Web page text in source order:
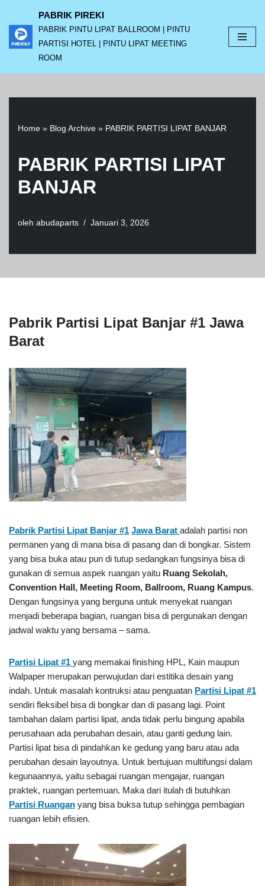
Lompat
ke
PABRIK PIREKI
PABRIK PINTU LIPAT BALLROOM | PINTU
PARTISI HOTEL | PINTU LIPAT MEETING
ROOM
Home » Blog Archive » PABRIK PARTISI LIPAT BANJAR
PABRIK PARTISI LIPAT
BANJAR
oleh abudaparts Januari 3, 2026
Pabrik Partisi Lipat Banjar #1 Jawa
Barat
Pabrik Partisi Lipat Banjar #1 Jawa Barat adalah partisi non
permanen yang di mana bisa di pasang dan di bongkar. Sistem
yang bisa buka atau pun di tutup sedangkan fungsinya bisa di
gunakan di semua aspek ruangan yaitu Ruang Sekolah,
Convention Hall, Meeting Room, Ballroom, Ruang Kampus.
Dengan fungsinya yang berguna untuk menyekat ruangan
menjadi beberapa bagian, ruangan bisa di pergunakan dengan
jadwal waktu yang bersama – sama.
Partisi Lipat #1 yang memakai finishing HPL, Kain maupun
Walpaper merupakan perwujudan dari estitika desain yang
indah. Untuk masalah kontruksi atau penguatan Partisi Lipat #1
sendiri fleksibel bisa di bongkar dan di pasang lagi. Point
tambahan dalam partisi lipat, anda tidak perlu bingung apabila
perusahaan ada perubahan desain, atau ganti gedung lain.
Partisi lipat bisa di pindahkan ke gedung yang baru atau ada
perubahan desain layoutnya. Untuk bertujuan multifungsi dalam
kegunaannya, yaitu sebagai ruangan mengajar, ruangan
praktek, ruangan pertemuan. Maka dari itulah di butuhkan
Partisi Ruangan yang bisa buksa tutup sehingga pembagian
ruangan lebih efisien.